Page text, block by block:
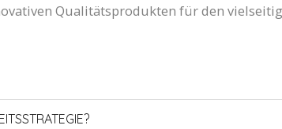
Qualitätsprodukten für den